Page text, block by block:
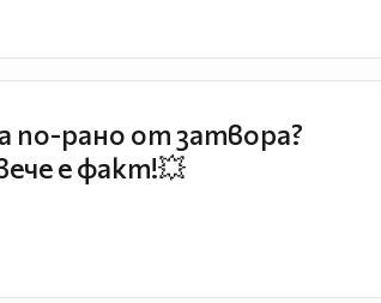
по-рано от затвора?
е факт!💥